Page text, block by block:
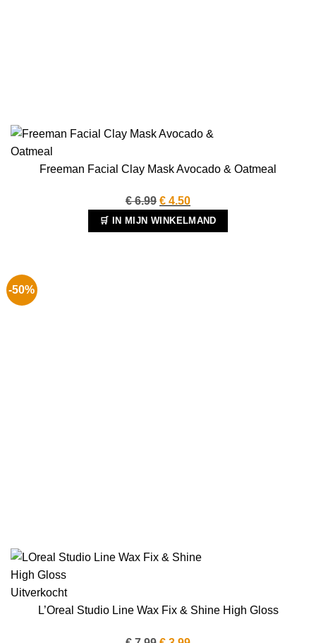
Freeman Facial Clay Mask Avocado & Oatmeal
€6.99 Oorspronkelijke
prijs
was:
€ 4.50Huidige
prijs
is:
🛒 IN MIJN WINKELMAND
-50%
Uitverkocht
L’Oreal Studio Line Wax Fix & Shine High Gloss